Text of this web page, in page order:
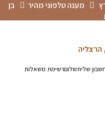
מענה טלפוני מהיר
בן
שליתשלוםרשימת משאלות